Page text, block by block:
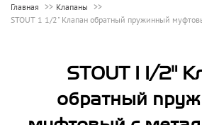
Главная
Клапаны
STOUT 1 1/2" Клапан обратный пружинный
STOUT 1 1/2"
обратный